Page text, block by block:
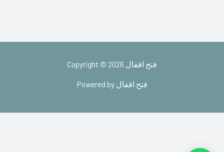
Copyright © 2026 فتح اقفال
Powered by فتح اقفال